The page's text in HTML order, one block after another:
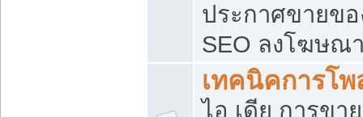
ประกาศขายข
SEO ลงโฆษณ
เทคนิคการโ
ไอ เดีย การขา